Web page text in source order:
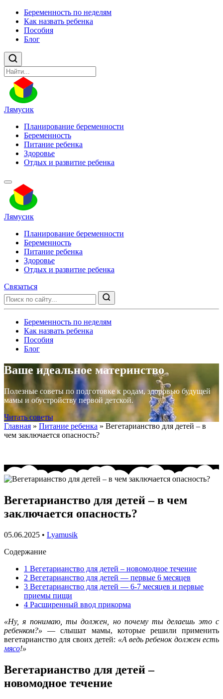
Беременность по неделям
Как назвать ребенка
Пособия
Блог
Лямусик
Планирование беременности
Беременность
Питание ребенка
Здоровье
Отдых и развитие ребенка
Лямусик
Планирование беременности
Беременность
Питание ребенка
Здоровье
Отдых и развитие ребенка
Связаться
Беременность по неделям
Как назвать ребенка
Пособия
Блог
Ваше идеальное материнство
Полезные советы по подготовке к родам, здоровью будущей
мамы и обустройству первой детской.
Читать советы
Главная » Питание ребенка » Вегетарианство для детей – в
чем заключается опасность?
Вегетарианство для детей – в чем
заключается опасность?
05.06.2025 • Lyamusik
Содержание
1 Вегетарианство для детей – новомодное течение
2 Вегетарианство для детей — первые 6 месяцев
3 Вегетарианство для детей — 6-7 месяцев и первые
приемы пищи
4 Расширенный ввод прикорма
«Ну, я понимаю, ты должен, но почему ты делаешь это с
ребенком?» — слышат мамы, которые решили применить
вегетарианство для своих детей: «А ведь ребенок должен есть
мясо!»
Вегетарианство для детей –
новомодное течение